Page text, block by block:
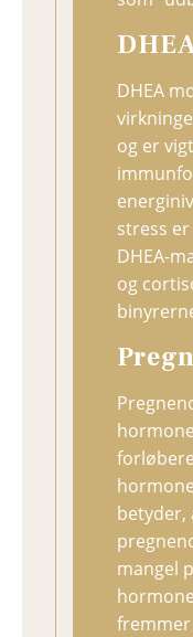
DHEA
og er
stress
DHEA-
og
betyder,
mangel